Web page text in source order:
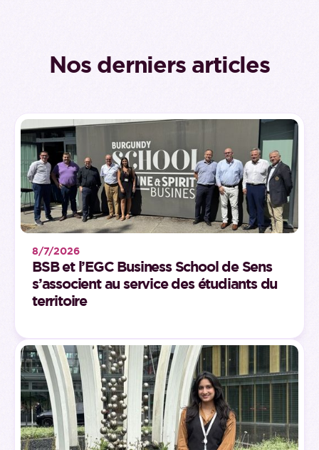
Nos derniers articles
8/7/2026
BSB et l’EGC Business School de Sens
s’associent au service des étudiants du
territoire